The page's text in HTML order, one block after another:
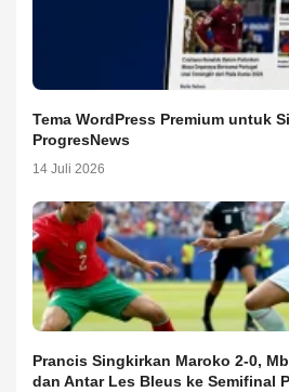
Tema WordPress Premium untuk
ProgresNews
14 Juli 2026
Prancis Singkirkan Maroko 2-0,
dan Antar Les Bleus ke Semifinal